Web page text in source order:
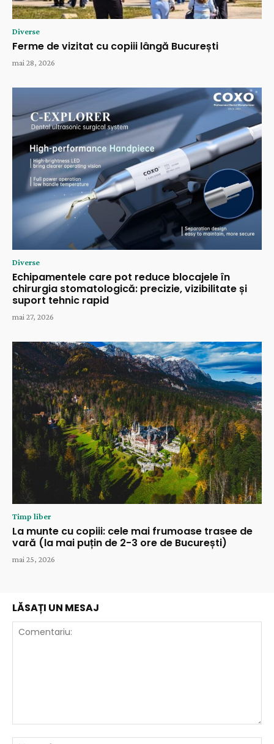
Diverse
Ferme de vizitat cu copiii lângă București
mai 28, 2026
Diverse
Echipamentele care pot reduce blocajele în
chirurgia stomatologică: precizie, vizibilitate și
suport tehnic rapid
mai 27, 2026
Timp liber
La munte cu copiii: cele mai frumoase trasee de
vară (la mai puțin de 2-3 ore de București)
mai 25, 2026
LĂSAȚI UN MESAJ